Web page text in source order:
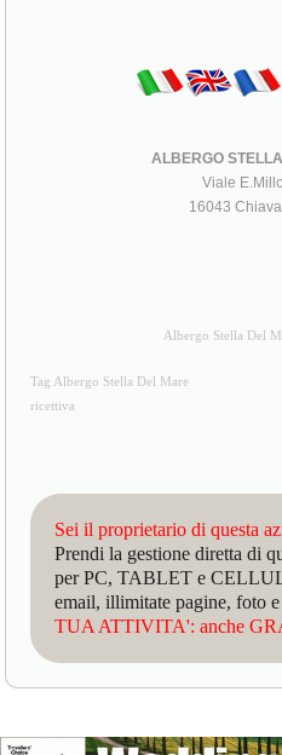
ALBERGO
Viale
16043
Albergo Stella Del
Tag Albergo Stella Del Mare
ricettiva
Sei il proprietario di questa
Prendi la gestione diretta di
per PC, TABLET e
email, illimitate pagine, foto
TUA ATTIVITA': anche